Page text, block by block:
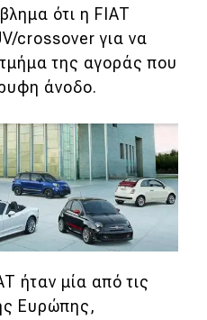
ότι η FIAT
crossover για να
της αγοράς που
άνοδο.
ήταν μία από τις
Ευρώπης,